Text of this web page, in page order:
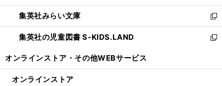
開
く
ウ
で
開
く
ン
ド
ウ
で
ウ
ィ
ン
ド
開
集英社みらい文庫
新
し
い
ン
集英社の児童図書 S-KIDS.LAND
新
ウ
オンラインストア・ その他WEBサービス
オンラインストア